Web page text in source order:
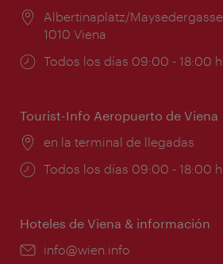
Lugar:
Albertinaplatz/Maysedergasse
1010 Viena
Horarios
Todos los días 09:00 - 18:00 h
Tourist-Info Aeropuerto de Viena
Lugar:
en la terminal de llegadas
Horarios
Todos los días 09:00 - 18:00 h
Hoteles de Viena & información
e-
info@wien.info